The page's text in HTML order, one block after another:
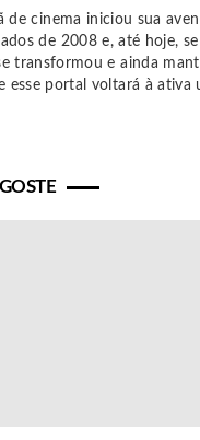
de cinema iniciou sua
de 2008 e, até hoje,
transformou e ainda
esse portal voltará à ativa